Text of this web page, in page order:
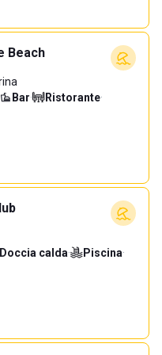
Beach
Bar· Ristorante·
Doccia calda· Piscina·